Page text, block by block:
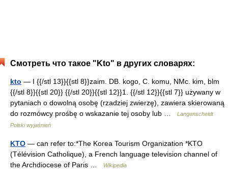
Смотреть что такое "Kto" в других словарях:
kto — I {{/stl 13}}{{stl 8}}zaim. DB. kogo, C. komu, NMc. kim, blm
{{/stl 8}}{{stl 20}} {{/stl 20}}{{stl 12}}1. {{/stl 12}}{{stl 7}} używany w
pytaniach o dowolną osobę (rzadziej zwierzę), zawiera skierowaną
do rozmówcy prośbę o wskazanie tej osoby lub …
Langenscheidt
Polski wyjaśnień
KTO — can refer to:*The Korea Tourism Organization *KTO
(Télévision Catholique), a French language television channel of
the Archdiocese of Paris …
Wikipedia